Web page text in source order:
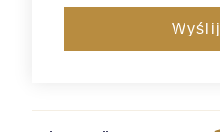
Wyślij